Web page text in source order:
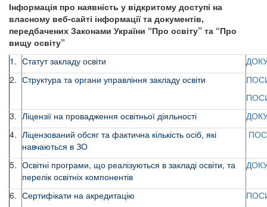
Інформація про наявність у відкритому доступі на
власному веб-сайті інформації та документів,
передбачених Законами України “Про освіту” та “Про
вищу освіту”
1. Статут закладу освіти
2. Структура та органи управління закладу освіти
3. Ліцензії на провадження освітньої діяльності
4. Ліцензований обсяг та фактична кількість осіб, які
навчаються в ЗО
5. Освітні програми, що реалізуються в закладі освіти, та
перелік освітніх компонентів
6. Сертифікати на акредитацію